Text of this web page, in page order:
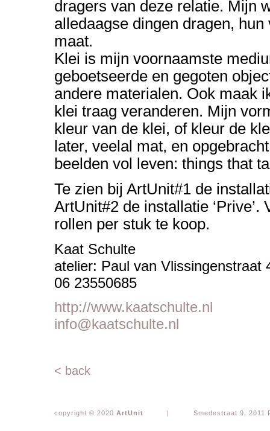
dragers van deze relatie. Mijn
alledaagse dingen dragen,
maat.
Klei is mijn voornaamste
geboetseerde en gegoten
andere materialen. Ook maak
klei traag veranderen. Mijn
kleur van de klei, of kleur de
later, veelal mat, en
beelden vol leven: things that
Te zien bij ArtUnit#1 de
ArtUnit#2 de installatie ‘Prive’.
rollen per stuk te koop.
Kaat Schulte
atelier: Paul van Vlissingenstraat
06 23550685
http://www.kaatschulte.nl
info@kaatschulte.nl
< back
copyright © 2020 ArtUnit | Smedestraat 9, 2011